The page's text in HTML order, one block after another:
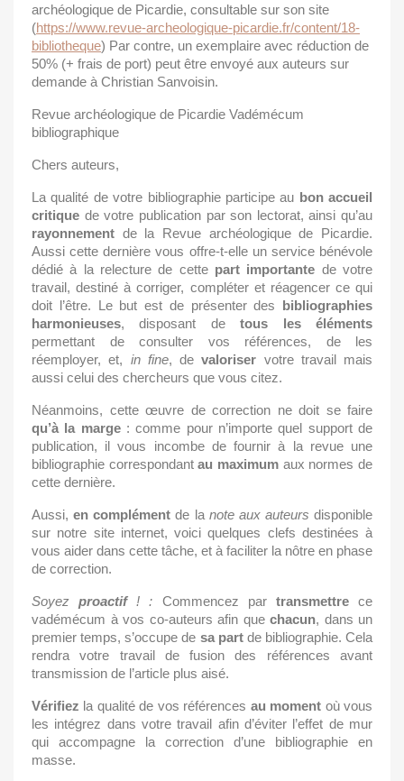
archéologique de Picardie, consultable sur son site
(https://www.revue-archeologique-picardie.fr/content/18-
bibliotheque) Par contre, un exemplaire avec réduction de
50% (+ frais de port) peut être envoyé aux auteurs sur
demande à Christian Sanvoisin.
Revue archéologique de Picardie Vadémécum
bibliographique
Chers auteurs,
La qualité de votre bibliographie participe au bon accueil
critique de votre publication par son lectorat, ainsi qu’au
rayonnement de la Revue archéologique de Picardie.
Aussi cette dernière vous offre-t-elle un service bénévole
dédié à la relecture de cette part importante de votre
travail, destiné à corriger, compléter et réagencer ce qui
doit l’être. Le but est de présenter des bibliographies
harmonieuses, disposant detous les éléments
permettant de consulter vos références, de les
réemployer, et, in fine, devaloriser votre travail mais
aussi celui des chercheurs que vous citez.
Néanmoins, cette œuvre de correction ne doit se faire
qu’à la marge: comme pour n’importe quel support de
publication, il vous incombe de fournir à la revue une
bibliographie correspondantau maximum aux normes de
cette dernière.
Aussi,en complémentde la note aux auteurs disponible
sur notre site internet, voici quelques clefs destinées à
vous aider dans cette tâche, et à faciliter la nôtre en phase
de correction.
Soyezproactif ! : Commencez par transmettrece
vadémécum à vos co-auteurs afin que chacun, dans un
premier temps, s’occupe de sa partde bibliographie. Cela
rendra votre travail de fusion des références avant
transmission de l’article plus aisé.
Vérifiez la qualité de vos références au moment où vous
les intégrez dans votre travail afin d’éviter l’effet de mur
qui accompagne la correction d’une bibliographie en
masse.